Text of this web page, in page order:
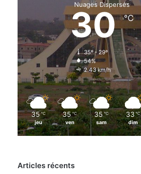
Nuages Dispersés
30℃
35º - 29º
54%
2.43 km/h
35 ℃
jeu
35 ℃
ven
35 ℃
sam
33 ℃
dim
Articles récents